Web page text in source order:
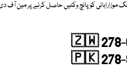
کو پانچ وکٹیں حاصل کرنے پر مین آف
🇿🇼 278-
🇵🇰 278-